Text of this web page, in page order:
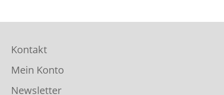
Kontakt
Mein Konto
Newsletter